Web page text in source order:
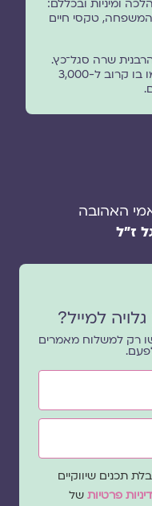
ומיניות ובכללם:
המשפחה, טקסי חיים
2019 על-ידי הרבנית שרה סגל־כץ.
עם הכניסה לשנת 2025 פורסמו בו קרוב ל-3,000
האהובה
ז"ל
למייל?
רק למשלוח מאמרים
שיווקיים
פרטיותשל